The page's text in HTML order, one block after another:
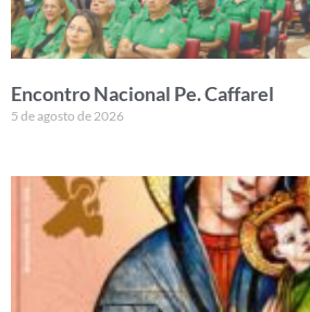
Encontro Nacional Pe. Caffarel
5 de agosto de 2026